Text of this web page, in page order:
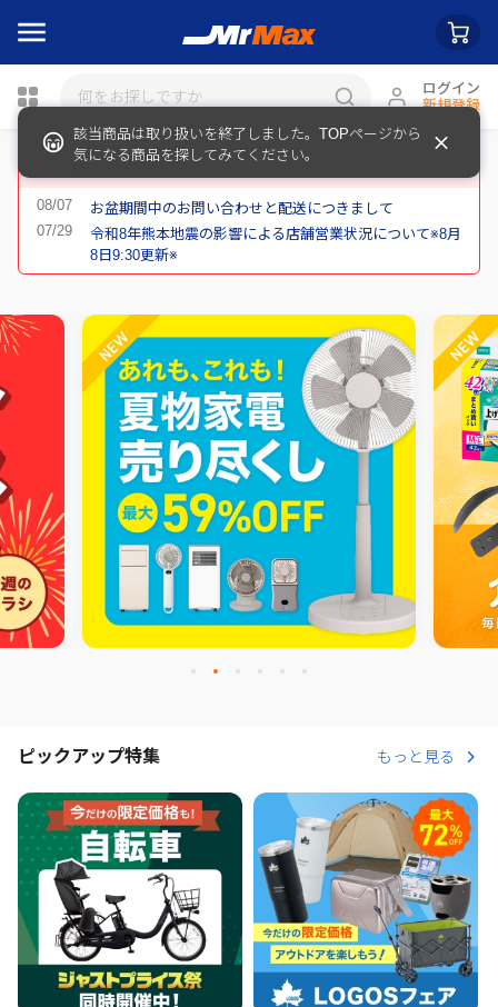
ログイン
新規登録
お盆期間中のお問い合わせと配送につきまして
令和8年熊本地震の影響による店舗営業状況について※8月
8日9:30更新※
ピックアップ特集 もっと見る
該当商品は取り扱いを終了しました。TOPページから
気になる商品を探してみてください。